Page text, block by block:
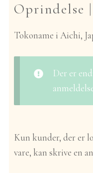
Oprindelse |
Tokoname i Aichi,
Der er
Kun kunder, der er
vare, kan skrive en